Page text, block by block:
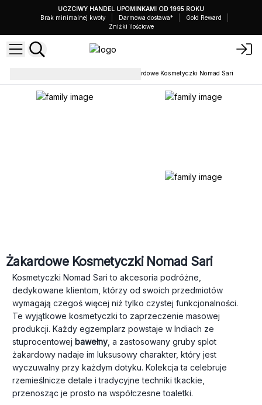
UCZCIWY HANDEL UPOMINKAMI OD 1995 ROKU
Brak minimalnej kwoty
Darmowa dostawa*
Gold Reward
Zniżki ilościowe
Żakardowe Kosmetyczki Nomad Sari
Żakardowe Kosmetyczki Nomad Sari
Kosmetyczki Nomad Sari to akcesoria podróżne,
dedykowane klientom, którzy od swoich przedmiotów
wymagają czegoś więcej niż tylko czystej funkcjonalności.
Te wyjątkowe kosmetyczki to zaprzeczenie masowej
produkcji. Każdy egzemplarz powstaje w Indiach ze
stuprocentowej bawełny, a zastosowany gruby splot
żakardowy nadaje im luksusowy charakter, który jest
wyczuwalny przy każdym dotyku. Kolekcja ta celebruje
rzemieślnicze detale i tradycyjne techniki tkackie,
przenosząc je prosto na współczesne toaletki.